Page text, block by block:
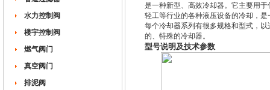
水力控制阀
楼宇控制阀
燃气阀门
真空阀门
排泥阀
是一种新型、高效冷却器。它主要用
轻工等行业的各种液压设备的冷却，
每个冷却器系列有很多规格和型式，
的、特殊的冷却器。
型号说明及技术参数